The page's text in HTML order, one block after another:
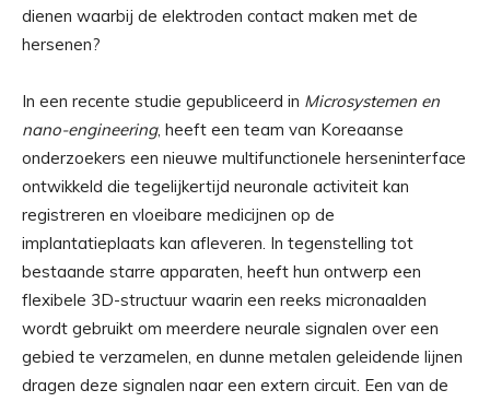
dienen waarbij de elektroden contact maken met de
hersenen?
In een recente studie gepubliceerd in Microsystemen en
nano-engineering, heeft een team van Koreaanse
onderzoekers een nieuwe multifunctionele herseninterface
ontwikkeld die tegelijkertijd neuronale activiteit kan
registreren en vloeibare medicijnen op de
implantatieplaats kan afleveren. In tegenstelling tot
bestaande starre apparaten, heeft hun ontwerp een
flexibele 3D-structuur waarin een reeks micronaalden
wordt gebruikt om meerdere neurale signalen over een
gebied te verzamelen, en dunne metalen geleidende lijnen
dragen deze signalen naar een extern circuit. Een van de